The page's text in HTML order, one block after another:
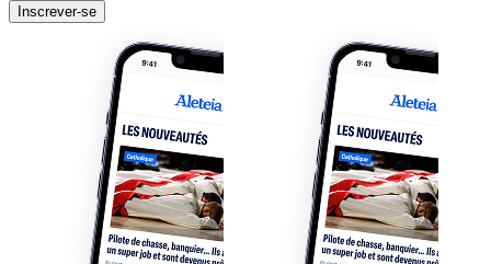
Inscrever-se